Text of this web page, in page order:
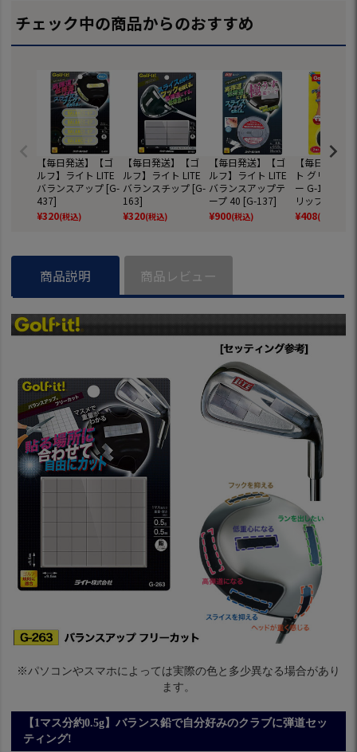
チェック中の商品からのおすすめ
【毎日発送】【ゴ
ルフ】ライト LITE
バランスアップ [G-
437]
¥320(税込)
【毎日発送】【ゴ
ルフ】ライト LITE
バランスチップ [G-
163]
¥320(税込)
【毎日発送】【ゴ
ルフ】ライト LITE
バランスアップテ
ープ 40 [G-137]
¥900(税込)
【毎日発送】
ト グリップ
ー G-146 2個
リップ スッ
防止 LITE
¥408(税込)
商品説明 商品レビュー
※パソコンやスマホによっては実際の色と多少異なる場合があり
ます。
【1マス分約0.5g】バランス鉛で自分好みのクラブに弾道セッ
ティング!